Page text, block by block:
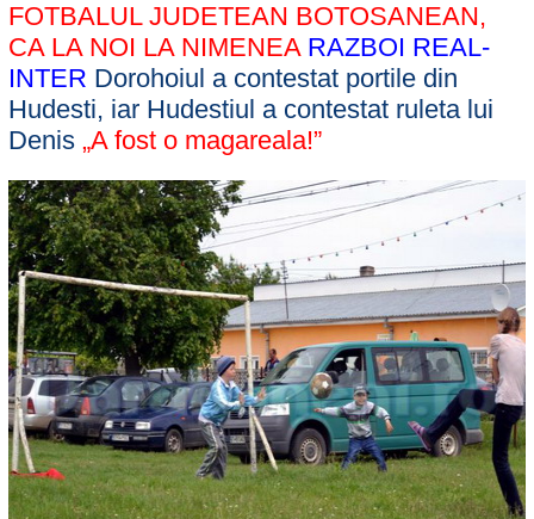
FOTBALUL JUDETEAN BOTOSANEAN,
CA LA NOI LA NIMENEARAZBOI REAL-
INTER Dorohoiul a contestat portile din
Hudesti, iar Hudestiul a contestat ruleta lui
Denis „A fost o magareala!”